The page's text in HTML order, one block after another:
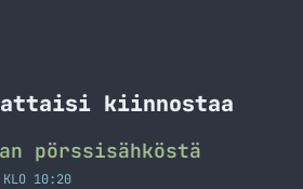
kiinnostaa
pörssisähköstä
KLO 10:20